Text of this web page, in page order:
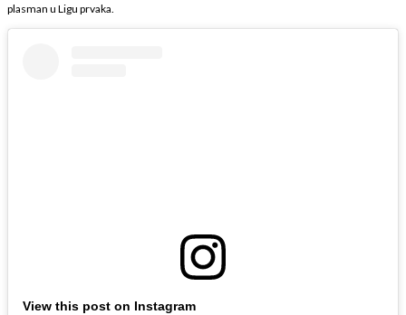
plasman u Ligu prvaka.
View this post on Instagram